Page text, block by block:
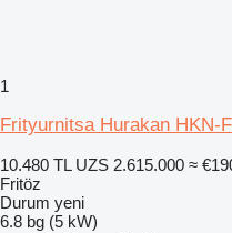
1
Frityurnitsa Hurakan HKN-
10.480 TL UZS 2.615.000 ≈
Fritöz
Durum yeni
6.8 bg (5 kW)